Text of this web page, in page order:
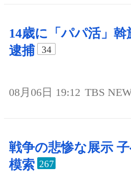
14歳に「パパ活」斡
逮捕
34
08月06日 19:12 TBS
戦争の悲惨な展示
模索 267